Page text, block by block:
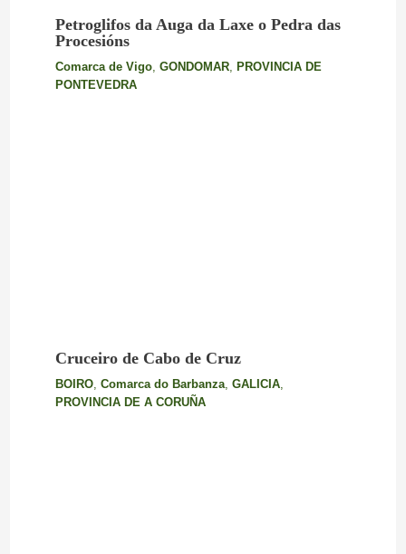
Petroglifos da Auga da Laxe o Pedra das
Procesións
Comarca de Vigo, GONDOMAR,
PROVINCIA DE
PONTEVEDRA
Cruceiro de Cabo de Cruz
BOIRO, Comarca do Barbanza, GALICIA,
PROVINCIA DE A CORUÑA